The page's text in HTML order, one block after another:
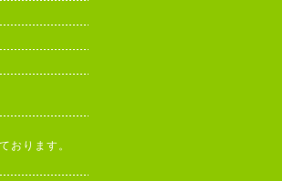
おります。